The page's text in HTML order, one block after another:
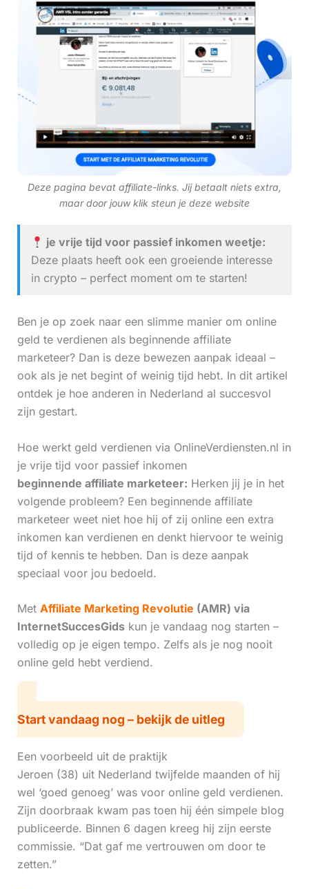
Deze pagina bevat affiliate-links. Jij betaalt niets extra,
maar door jouw klik steun je deze website
je vrije tijd voor passief inkomen weetje:
Deze plaats heeft ook een groeiende interesse
in crypto – perfect moment om te starten!
Ben je op zoek naar een slimme manier om online
geld te verdienen als beginnende affiliate
marketeer? Dan is deze bewezen aanpak ideaal –
ook als je net begint of weinig tijd hebt. In dit artikel
ontdek je hoe anderen in Nederland al succesvol
zijn gestart.
Hoe werkt geld verdienen via OnlineVerdiensten.nl in
je vrije tijd voor passief inkomen
beginnende affiliate marketeer: Herken jij je in het
volgende probleem? Een beginnende affiliate
marketeer weet niet hoe hij of zij online een extra
inkomen kan verdienen en denkt hiervoor te weinig
tijd of kennis te hebben. Dan is deze aanpak
speciaal voor jou bedoeld.
Met Affiliate Marketing Revolutie (AMR) via
InternetSuccesGidskun je vandaag nog starten –
volledig op je eigen tempo. Zelfs als je nog nooit
online geld hebt verdiend.
Start vandaag nog – bekijk de uitleg
Een voorbeeld uit de praktijk
Jeroen (38) uit Nederland twijfelde maanden of hij
wel ‘goed genoeg’ was voor online geld verdienen.
Zijn doorbraak kwam pas toen hij één simpele blog
publiceerde. Binnen 6 dagen kreeg hij zijn eerste
commissie. “Dat gaf me vertrouwen om door te
zetten.”